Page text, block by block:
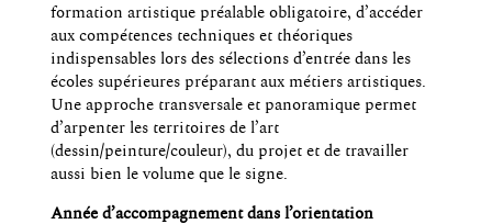
formation artistique préalable obligatoire, d’accéder
aux compétences techniques et théoriques
indispensables lors des sélections d’entrée dans les
écoles supérieures préparant aux métiers artistiques.
Une approche transversale et panoramique permet
d’arpenter les territoires de l’art
(dessin/peinture/couleur), du projet et de travailler
aussi bien le volume que le signe.
Année d’accompagnement dans l’orientation